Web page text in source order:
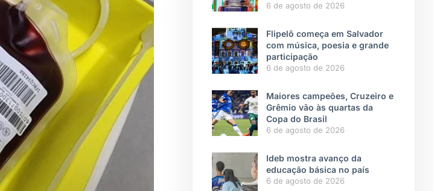
6 de agosto de 2026
Flipelô começa em Salvador
com música, poesia e grande
participação
6 de agosto de 2026
Maiores campeões, Cruzeiro e
Grêmio vão às quartas da
Copa do Brasil
6 de agosto de 2026
Ideb mostra avanço da
educação básica no país
6 de agosto de 2026